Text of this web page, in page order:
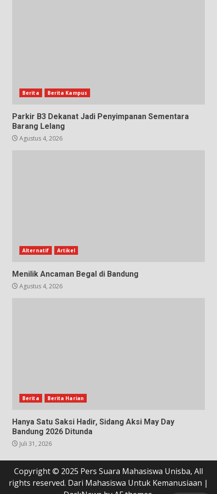
Berita Berita Kampus
Parkir B3 Dekanat Jadi Penyimpanan Sementara
Barang Lelang
Agustus 4, 2026
Alternatif Artikel
Menilik Ancaman Begal di Bandung
Agustus 4, 2026
Berita Berita Harian
Hanya Satu Saksi Hadir, Sidang Aksi May Day
Bandung 2026 Ditunda
Juli 31, 2026
Copyright © 2025 Pers Suara Mahasiswa Unisba, All
rights reserved. Dari Mahasiswa Untuk Kemanusiaan |